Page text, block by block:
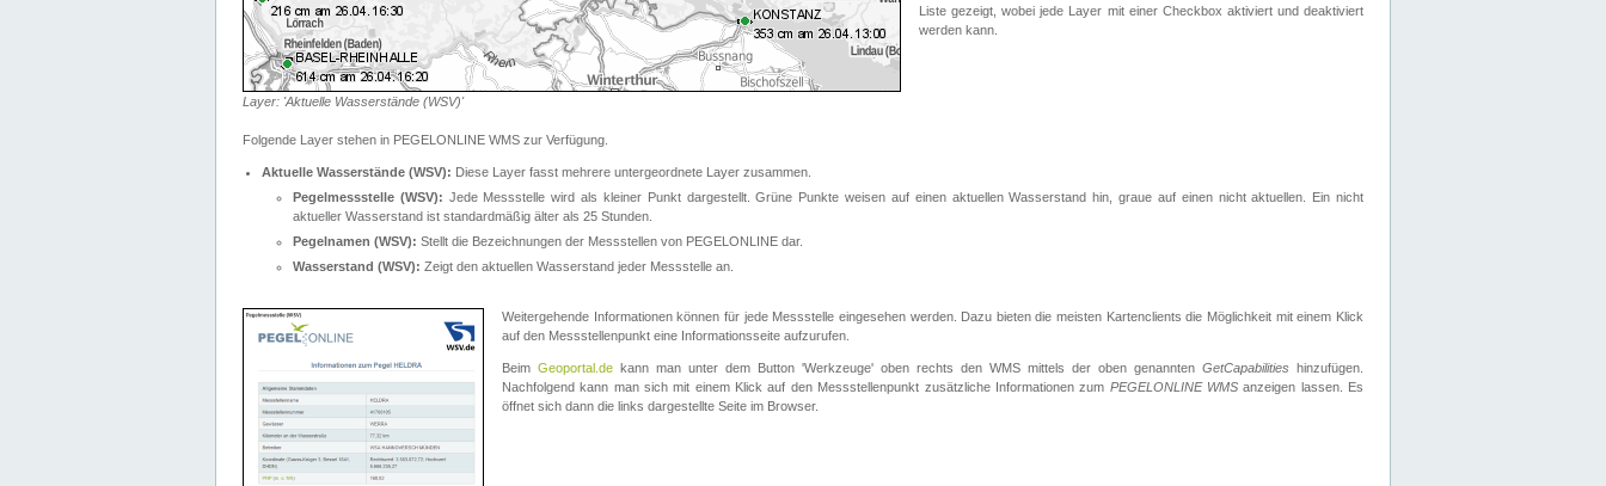
Layer: 'Aktuelle Wasserstände (WSV)'
Liste gezeigt, wobei jede Layer mit einer Checkbox aktiviert und deaktiviert
werden kann.
Folgende Layer stehen in PEGELONLINE WMS zur Verfügung.
Aktuelle Wasserstände (WSV): Diese Layer fasst mehrere untergeordnete Layer zusammen.
Pegelmessstelle (WSV): Jede Messstelle wird als kleiner Punkt dargestellt. Grüne Punkte weisen auf einen aktuellen Wasserstand hin, graue auf einen nicht aktuellen. Ein nicht
aktueller Wasserstand ist standardmäßig älter als 25 Stunden.
Pegelnamen (WSV): Stellt die Bezeichnungen der Messstellen von PEGELONLINE dar.
Wasserstand (WSV): Zeigt den aktuellen Wasserstand jeder Messstelle an.
Weitergehende Informationen können für jede Messstelle eingesehen werden. Dazu bieten die meisten Kartenclients die Möglichkeit mit einem Klick
auf den Messstellenpunkt eine Informationsseite aufzurufen.
Beim Geoportal.de kann man unter dem Button 'Werkzeuge' oben rechts den WMS mittels der oben genannten GetCapabilities hinzufügen.
Nachfolgend kann man sich mit einem Klick auf den Messstellenpunkt zusätzliche Informationen zum PEGELONLINE WMSanzeigen lassen. Es
öffnet sich dann die links dargestellte Seite im Browser.